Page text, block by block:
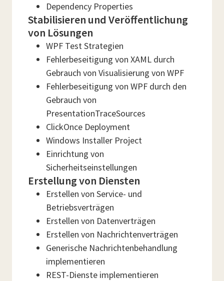
Dependency Properties
Stabilisieren und Veröffentlichung
von Lösungen
WPF Test Strategien
Fehlerbeseitigung von XAML durch
Gebrauch von Visualisierung von WPF
Fehlerbeseitigung von WPF durch den
Gebrauch von
PresentationTraceSources
ClickOnce Deployment
Windows Installer Project
Einrichtung von
Sicherheitseinstellungen
Erstellung von Diensten
Erstellen von Service- und
Betriebsverträgen
Erstellen von Datenverträgen
Erstellen von Nachrichtenverträgen
Generische Nachrichtenbehandlung
implementieren
REST-Dienste implementieren